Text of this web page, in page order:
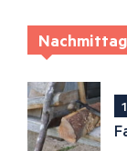
Nachmittag